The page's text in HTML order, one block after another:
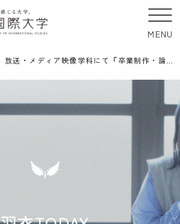
MENU
放送・メディア映像学科にて『卒業制作・論文発表会』が開催されました。